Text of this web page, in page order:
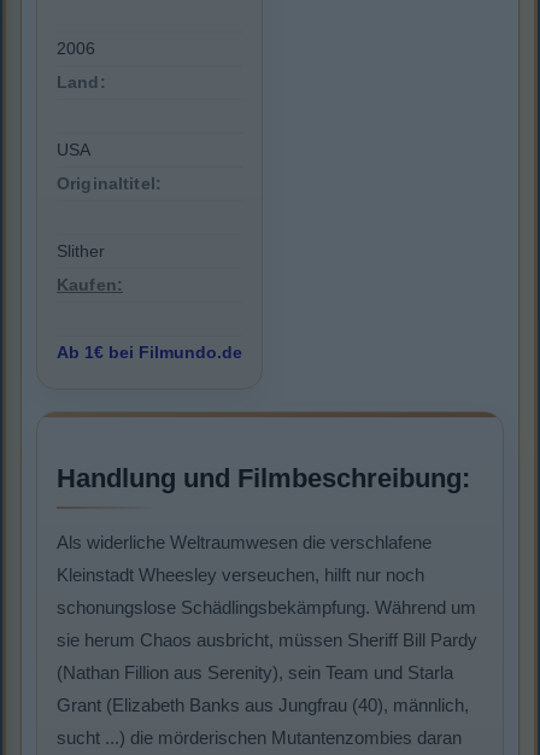
2006
Land:
USA
Originaltitel:
Slither
Kaufen:
Ab 1€ bei Filmundo.de
Handlung und Filmbeschreibung:
Als widerliche Weltraumwesen die verschlafene
Kleinstadt Wheesley verseuchen, hilft nur noch
schonungslose Schädlingsbekämpfung. Während um
sie herum Chaos ausbricht, müssen Sheriff Bill Pardy
(Nathan Fillion aus Serenity), sein Team und Starla
Grant (Elizabeth Banks aus Jungfrau (40), männlich,
sucht ...) die mörderischen Mutantenzombies daran